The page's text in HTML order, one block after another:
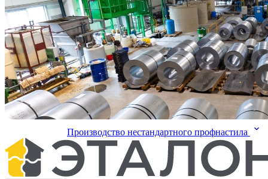
Производство нестандартного профнастила